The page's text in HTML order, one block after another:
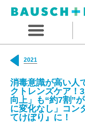
2021
消毒意識が高い人
クトレンズケア！
向上」も“約7割”
に変化なし」コン
てけぼり』に！